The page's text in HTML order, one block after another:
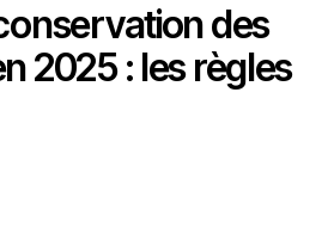
des
2025 : les règles